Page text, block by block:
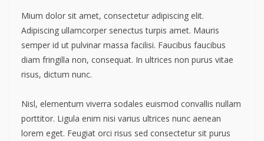
Mium dolor sit amet, consectetur adipiscing elit.
Adipiscing ullamcorper senectus turpis amet. Mauris
semper id ut pulvinar massa facilisi. Faucibus faucibus
diam fringilla non, consequat. In ultrices non purus vitae
risus, dictum nunc.
Nisl, elementum viverra sodales euismod convallis nullam
porttitor. Ligula enim nisi varius ultrices nunc aenean
lorem eget. Feugiat orci risus sed consectetur sit purus